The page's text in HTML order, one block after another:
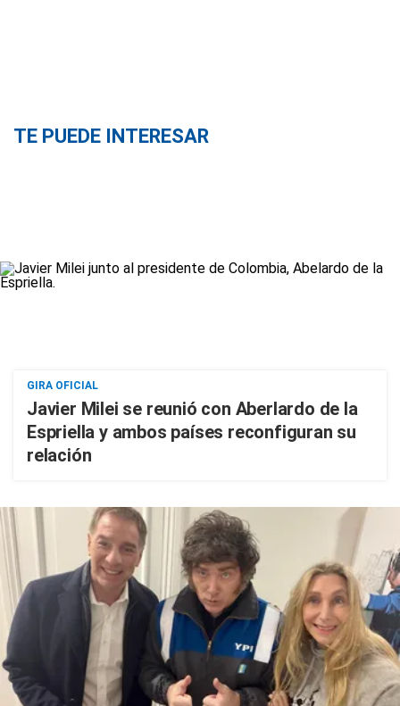
TE PUEDE INTERESAR
GIRA OFICIAL
Javier Milei se reunió con Aberlardo de la
Espriella y ambos países reconfiguran su
relación